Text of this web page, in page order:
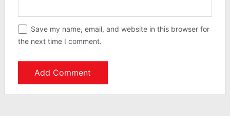
Save my name, email, and website in this browser for
the next time I comment.